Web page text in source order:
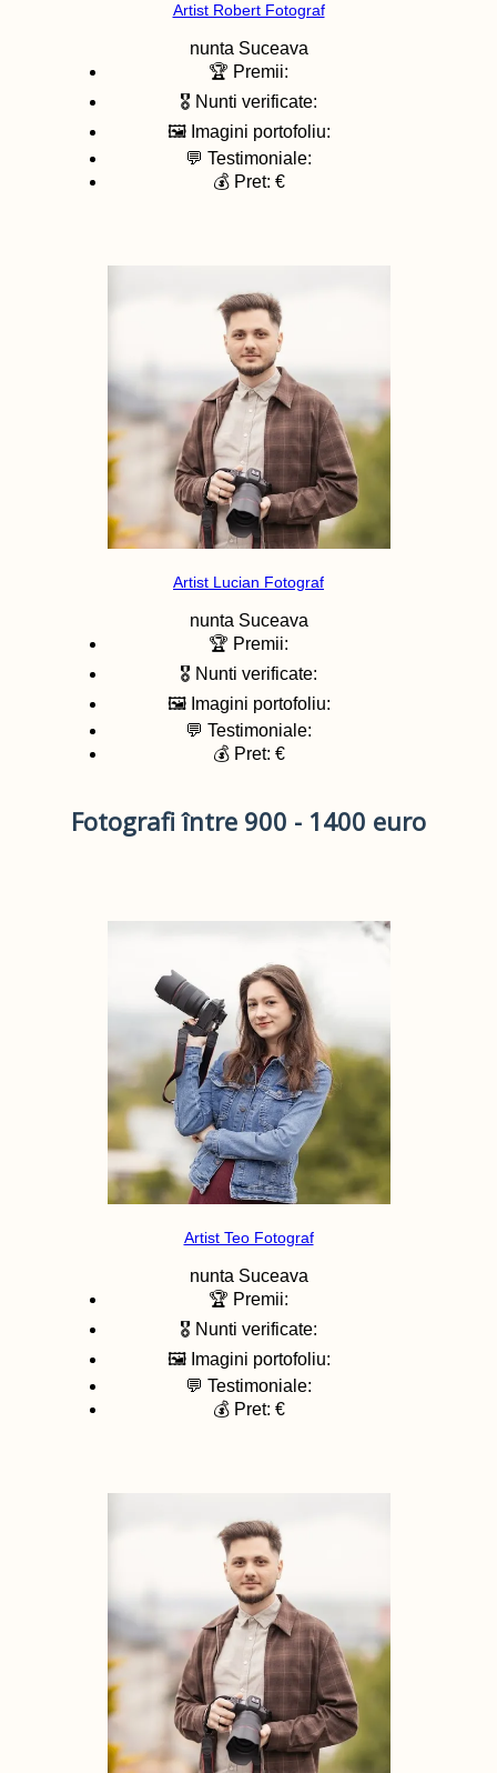
Artist Robert Fotograf
nunta Suceava
🏆 Premii:
🎖️ Nunti verificate:
🖼️ Imagini portofoliu:
💬 Testimoniale:
💰 Pret: €
Artist Lucian Fotograf
nunta Suceava
🏆 Premii:
🎖️ Nunti verificate:
🖼️ Imagini portofoliu:
💬 Testimoniale:
💰 Pret: €
Fotografi între 900 - 1400 euro
Artist Teo Fotograf
nunta Suceava
🏆 Premii:
🎖️ Nunti verificate:
🖼️ Imagini portofoliu:
💬 Testimoniale:
💰 Pret: €